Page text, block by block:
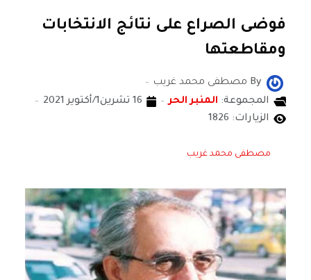
فوضى الصراع على نتائج الانتخابات
ومقاطعتها
By مصطفى محمد غريب
المجموعة: المنبر الحر
16 تشرين1/أكتوير 2021
الزيارات: 1826
مصطفى محمد غريب